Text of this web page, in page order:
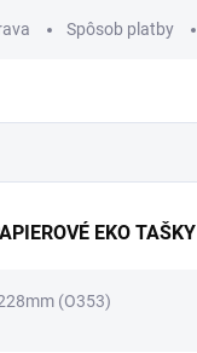
Spôsob platby
EKO TAŠKY
(O353)